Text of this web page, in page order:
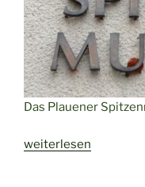
Das Plauener
„Spitzenmuseum
weiterlesen